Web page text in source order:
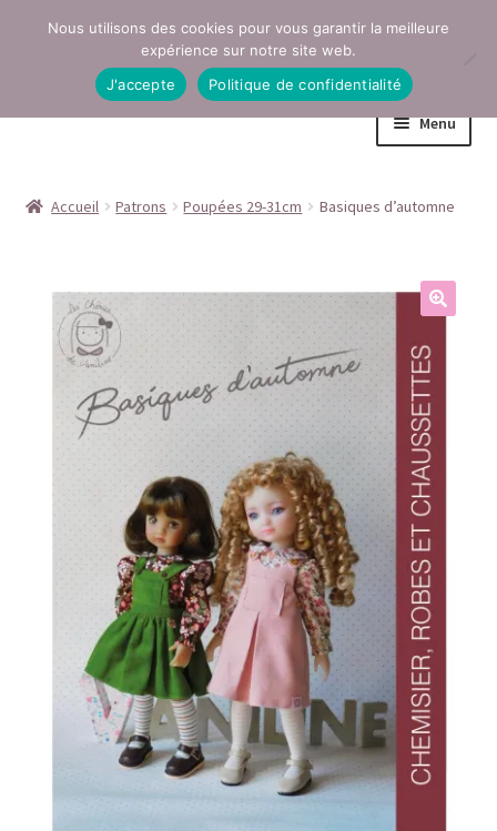
Aller
navigation
Aller
Menu
Contact
Mentions légales
Mon compte
Page Boutique
Politique de confidentialité
Politique de cookies (UE)
Validation de la commande
Accueil Patrons Poupées 29-31cm Basiques d’automne
Nous utilisons des cookies pour vous garantir la meilleure
expérience sur notre site web.
J'accepte
Politique de confidentialité